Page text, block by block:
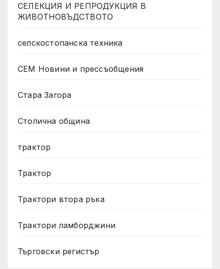
СЕЛЕКЦИЯ И РЕПРОДУКЦИЯ В
ЖИВОТНОВЪДСТВОТО
селскостопанска техника
СЕМ Новини и прессъобщения
Стара Загора
Столична община
трактор
Трактор
Трактори втора ръка
Трактори ламборджини
Търговски регистър